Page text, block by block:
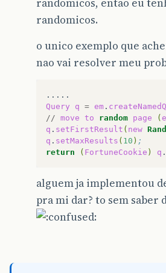
randomicos, entao eu
randomicos.
o unico exemplo que
nao vai resolver meu
Query
q = em .
// move to random page (
q . setFirstResult ( new
q . setMaxResults ( 10 ) ;
return
( FortuneCookie ) q .
alguem ja implementou
pra mi dar? to sem saber